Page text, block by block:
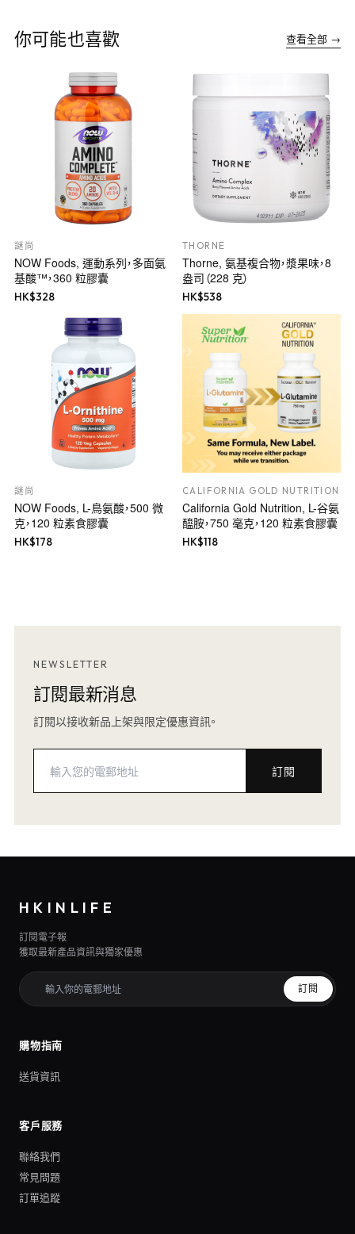
你可能也喜歡 查看全部 →
謎尚
NOW Foods, 運動系列，多面氨
基酸™，360 粒膠囊
HK$328
THORNE
Thorne, 氨基複合物，漿果味，8
盎司（228 克）
HK$538
謎尚
NOW Foods, L-鳥氨酸，500 微
克，120 粒素食膠囊
HK$178
CALIFORNIA GOLD NUTRITION
California Gold Nutrition, L-谷氨
醯胺，750 毫克，120 粒素食膠囊
HK$118
NEWSLETTER
訂閱最新消息
訂閱以接收新品上架與限定優惠資訊。
訂閱
HKINLIFE
訂閱電子報
獲取最新產品資訊與獨家優惠
訂閱
購物指南
送貨資訊
客戶服務
聯絡我們
常見問題
訂單追蹤